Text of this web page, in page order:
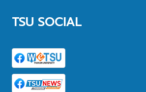
TSU SOCIAL